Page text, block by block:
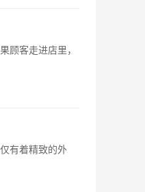
顾客走进店里，
有着精致的外